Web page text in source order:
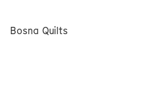
Bosna Quilts